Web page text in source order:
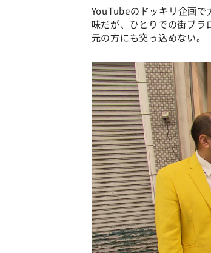
YouTubeのドッキリ企画で
味だが、ひとりでの街ブ
元の方にも突っ込めない。